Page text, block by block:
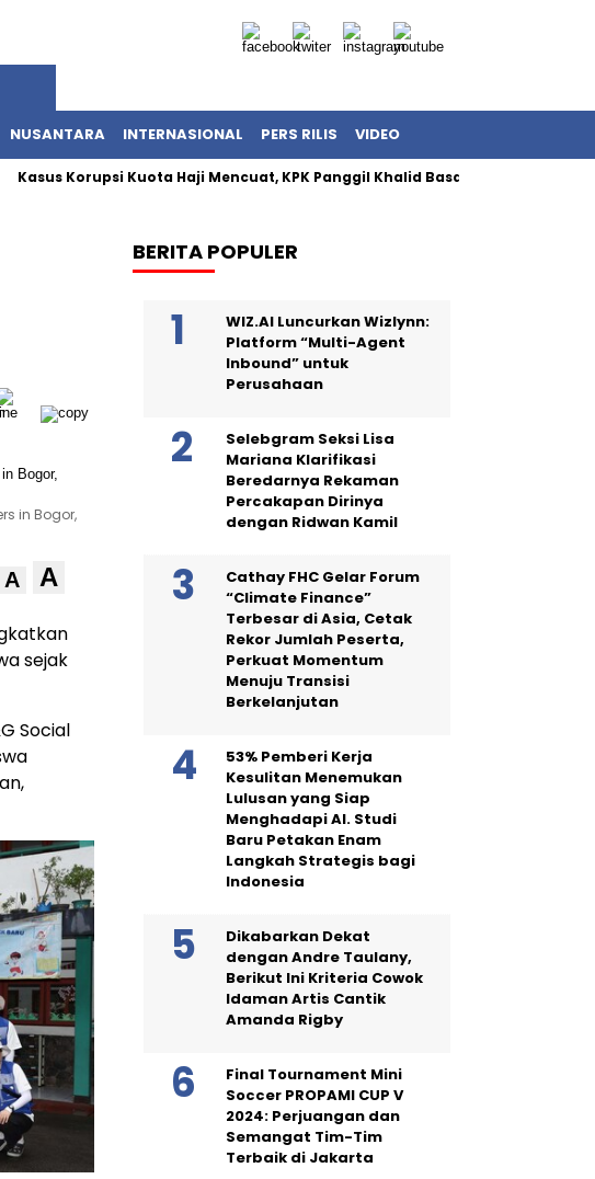
NUSANTARA INTERNASIONAL PERS RILIS VIDEO
Korupsi Kuota Haji Mencuat, KPK Panggil Khalid Basalamah
in Bogor,
A A
sejak
Social
BERITA POPULER
WIZ.AI Luncurkan Wizlynn:
Platform “Multi-Agent
Inbound” untuk
Perusahaan
Selebgram Seksi Lisa
Mariana Klarifikasi
Beredarnya Rekaman
Percakapan Dirinya
dengan Ridwan Kamil
Cathay FHC Gelar Forum
“Climate Finance”
Terbesar di Asia, Cetak
Rekor Jumlah Peserta,
Perkuat Momentum
Menuju Transisi
Berkelanjutan
53% Pemberi Kerja
Kesulitan Menemukan
Lulusan yang Siap
Menghadapi AI. Studi
Baru Petakan Enam
Langkah Strategis bagi
Indonesia
Dikabarkan Dekat
dengan Andre Taulany,
Berikut Ini Kriteria Cowok
Idaman Artis Cantik
Amanda Rigby
Final Tournament Mini
Soccer PROPAMI CUP V
2024: Perjuangan dan
Semangat Tim-Tim
Terbaik di Jakarta